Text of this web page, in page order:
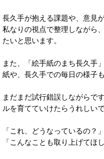
長久手が抱える課題や、意見
私なりの視点で整理しながら
たいと思います。
また、「絵手紙のまち長久手
紙や、長久手での毎日の様子
まだまだ試行錯誤しながらで
ルを育てていけたらうれしいで
「これ、どうなっているの？」
「こんなことも取り上げてほし